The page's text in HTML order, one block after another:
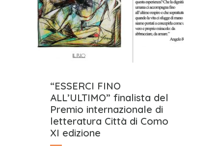
“ESSERCI FINO
ALL’ULTIMO” finalista del
Premio internazionale di
letteratura Città di Como
XI edizione